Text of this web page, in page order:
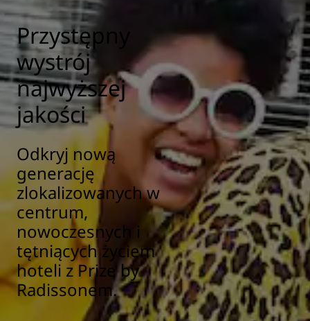
Przystępny
wystrój
najwyższej
jakości
Odkryj nową
generację
zlokalizowanych w
centrum,
nowoczesnych i
tętniących życiem
hoteli z Prize by
Radissonem.